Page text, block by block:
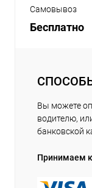
Самовывоз
Бесплатно
Вы можете
водителю,
банковской
Принимаем